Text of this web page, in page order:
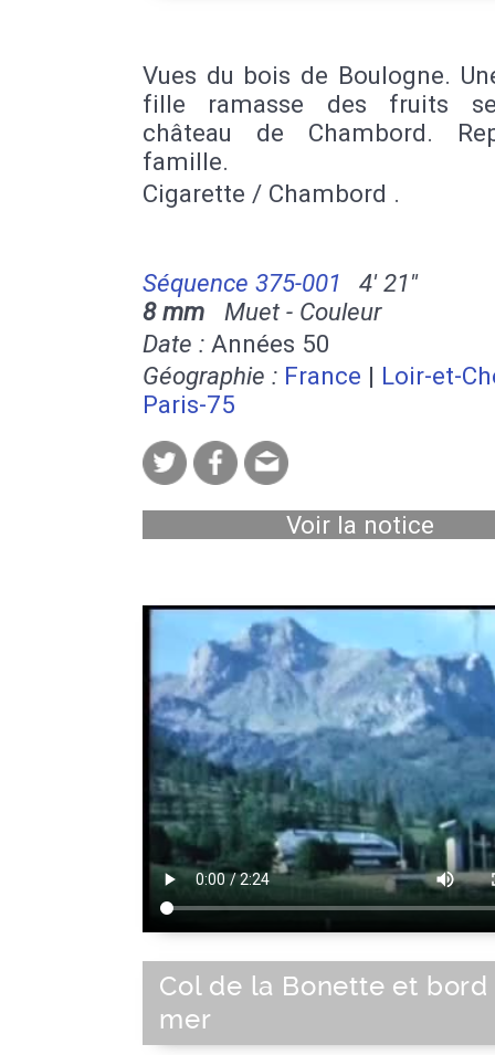
Vues du bois de Boulogne.
fille ramasse des fruits
château de Chambord.
famille.
Cigarette / Chambord .
Séquence 375-001
4' 21''
8 mm Muet - Couleur
Date : Années 50
Géographie : France | Loir-et-
Paris-75
Voir la notice
Col de la Bonette et bord
mer